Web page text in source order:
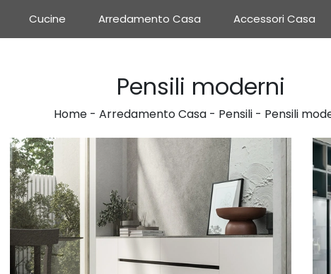
Cucine Arredamento Casa Accessori Casa
Pensili moderni
Home - Arredamento Casa - Pensili - Pensili